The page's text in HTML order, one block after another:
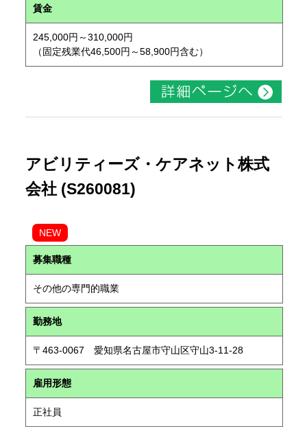
賃金
245,000円～310,000円
（固定残業代46,500円～58,900円含む）
アビリティーズ・ケアネット株式
会社 (S260081)
NEW
募集職種
その他の専門的職業
勤務地
〒463-0067 愛知県名古屋市守山区守山3-11-28
雇用形態
正社員